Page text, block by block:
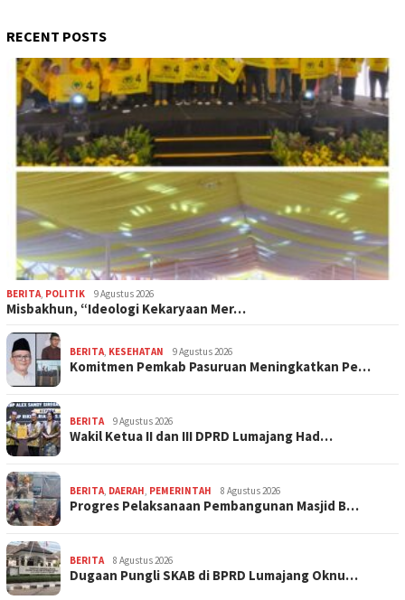
RECENT POSTS
BERITA POLITIK 9 Agustus 2026
Misbakhun, “Ideologi Kekaryaan Mer…
BERITA KESEHATAN 9 Agustus 2026
Komitmen Pemkab Pasuruan Meningkatkan Pe…
BERITA 9 Agustus 2026
Wakil Ketua II dan III DPRD Lumajang Had…
BERITA DAERAH PEMERINTAH 8 Agustus 2026
Progres Pelaksanaan Pembangunan Masjid B…
BERITA 8 Agustus 2026
Dugaan Pungli SKAB di BPRD Lumajang Oknu…